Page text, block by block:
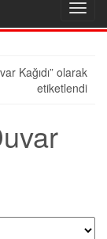
Kağıdı” olarak
etiketlendi